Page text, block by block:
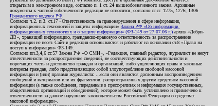
открытым в электронном виде, согласно п. 1 ст. 24 вышеобозначенного закона. Архивные
документы к частной собственности редакции не относятся, согласно ст.ст. 1275, 1276, 1306
Гражданского кодекса РФ
Согласно ч.2. п.3. ст.17 «Ответственность за правонарушения в сфере информации,
информационных технологий и защиты информации» Закона РФ «Об информации,
информационных технологиях и о защите информации» (ФЗ-149 от 27.07.06 г.) архив «Дебри-
ДВ», хранящий информацию, гражданско-правовую ответственность за распространение
информации не несет. Сайт и редакция основываются и работают на основании ст.8 «Право на
доступ к информации» ФЗ-149.
Согласно пп.3,4,6 ст.57 Закона РФ «О СМИ», «Редакция, главный редактор, журналист не несут
ответственности за распространение сведений, не соответствующих действительности и
порочащих честь и достоинство граждан и организаций, либо ущемляющих права и законные
интересы граждан, либо представляющих собой злоупотребление свободой массовой
информации и (или) правами журналиста: ...если они являются дословным воспроизведением
сообщений и материалов или их фрагментов, распространенных другим средством массовой
информации (а также сообщения, переданные в пресс-релизах и информация государственных,
общественных организаций и объединений), которое может быть установлено и привлечено к
ответственности за данное нарушение законодательства Российской Федерации о средствах
массовой информации».